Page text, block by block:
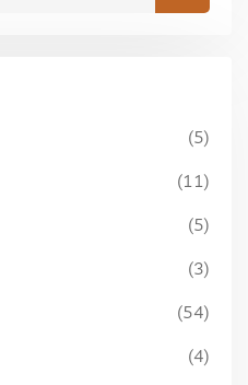
(5)
(11)
(5)
(3)
(54)
(4)